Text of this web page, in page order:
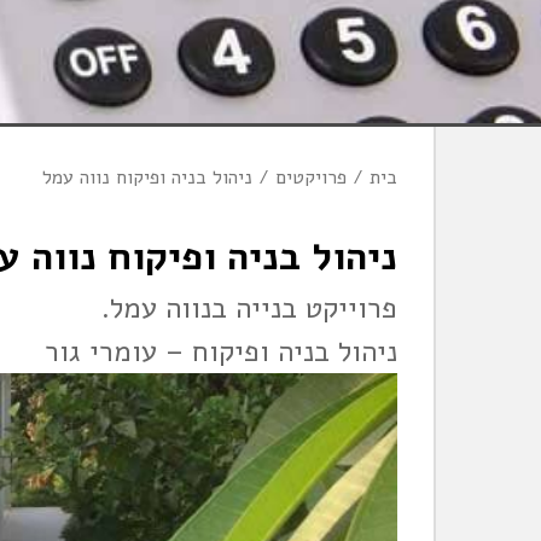
בית פרויקטים ניהול בניה ופיקוח נווה עמל
ניהול בניה ופיקוח נווה
פרוייקט בנייה בנווה עמל.
ניהול בניה ופיקוח – עומרי גור